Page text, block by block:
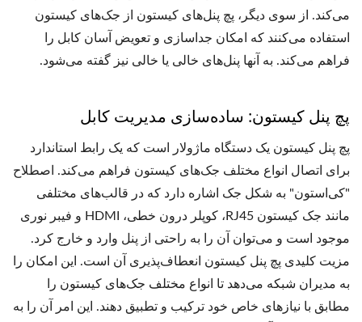
می‌کند. از سوی دیگر، پچ پنل‌های کیستون از جک‌های کیستون
استفاده می‌کنند که امکان جداسازی و تعویض آسان کابل را
فراهم می‌کند. به آنها پنل‌های خالی یا خالی نیز گفته می‌شود.
پچ پنل کیستون: ساده‌سازی مدیریت کابل
پچ پنل کیستون یک دستگاه ماژولار است که یک رابط استاندارد
برای اتصال انواع مختلف جک‌های کیستون فراهم می‌کند. اصطلاح
"کی‌استون" به شکل جک اشاره دارد که در قالب‌های مختلفی
مانند جک کیستون RJ45، کوپلر درون خطی، HDMI و فیبر نوری
موجود است و می‌توان آن را به راحتی از پنل وارد و خارج کرد.
مزیت کلیدی پچ پنل کیستون انعطاف‌پذیری آن است. این امکان را
به مدیران شبکه می‌دهد تا انواع مختلف جک‌های کیستون را
مطابق با نیازهای خاص خود ترکیب و تطبیق دهند. این امر آن را به